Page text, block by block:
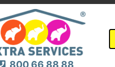
800 66 88 88